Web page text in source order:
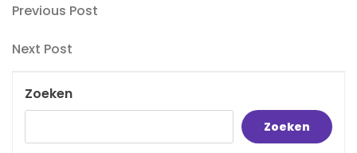
Bericht
navigatie
Previous
Previous Post
Next
Next Post
Zoeken
Zoeken